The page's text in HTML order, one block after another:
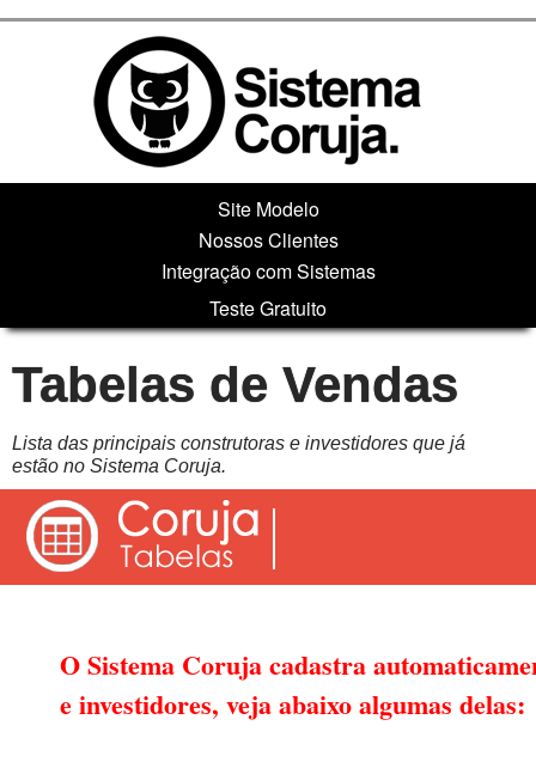
Site Modelo
Nossos Clientes
Integração com Sistemas
Teste Gratuito
Tabelas de Vendas
Lista das principais construtoras e investidores que já
estão no Sistema Coruja.
O Sistema Coruja cadastra
e investidores, veja abaixo algumas delas: